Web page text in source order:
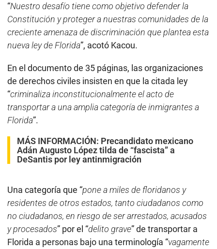
“Nuestro desafío tiene como objetivo defender la
Constitución y proteger a nuestras comunidades de la
creciente amenaza de discriminación que plantea esta
nueva ley de Florida”, acotó Kacou.
En el documento de 35 páginas, las organizaciones
de derechos civiles insisten en que la citada ley
“criminaliza inconstitucionalmente el acto de
transportar a una amplia categoría de inmigrantes a
Florida”.
MÁS INFORMACIÓN: Precandidato mexicano
Adán Augusto López tilda de “fascista” a
DeSantis por ley antinmigración
Una categoría que “pone a miles de floridanos y
residentes de otros estados, tanto ciudadanos como
no ciudadanos, en riesgo de ser arrestados, acusados
y procesados” por el “delito grave” de transportar a
Florida a personas bajo una terminología “vagamente